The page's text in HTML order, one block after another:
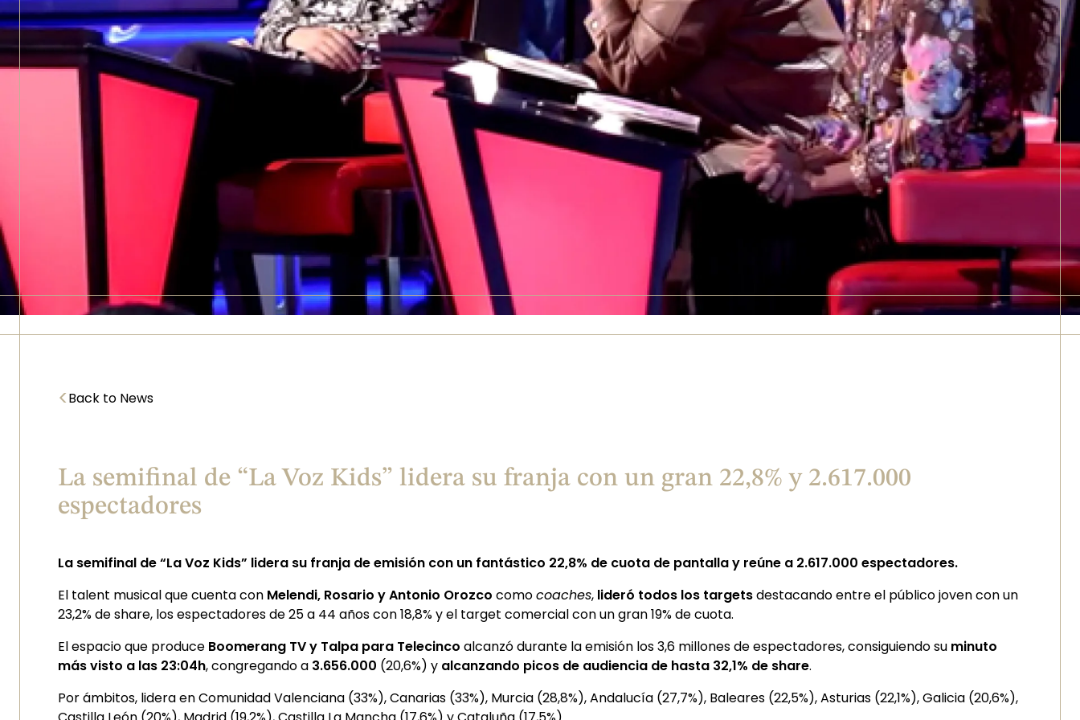
<Back to News
La semifinal de “La Voz Kids” lidera su franja con un gran 22,8% y 2.617.000
espectadores
La semifinal de “La Voz Kids” lidera su franja de emisión con un fantástico 22,8% de cuota de pantalla y reúne a 2.617.000 espectadores.
El talent musical que cuenta con Melendi, Rosario y Antonio Orozco comocoaches, lideró todos los targetsdestacando entre el público joven con un
23,2% de share, los espectadores de 25 a 44 años con 18,8% y el target comercial con un gran 19% de cuota.
El espacio que produce Boomerang TV y Talpa para Telecinco alcanzó durante la emisión los 3,6 millones de espectadores, consiguiendo su minuto
más visto a las 23:04h, congregando a 3.656.000 (20,6%) y alcanzando picos de audiencia de hasta 32,1% de share.
Por ámbitos, lidera en Comunidad Valenciana (33%), Canarias (33%), Murcia (28,8%), Andalucía (27,7%), Baleares (22,5%), Asturias (22,1%), Galicia (20,6%),